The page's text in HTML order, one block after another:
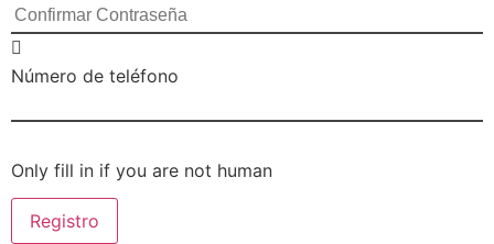
Número de teléfono
Only fill in if you are not human